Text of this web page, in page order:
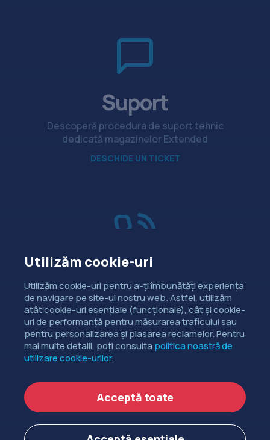
Suport
Descoperă procedura de suport tehnic
dedicată magazinelor Extended
DESCHIDE UN TICKET
Vânzări
Dorești să intri în contact cu
departamentul de relații comerciale?
CONTACTEAZĂ-NE
Copyright ©EXTENDED DEV SRL2006-2026.
Politica de cookie-uri
Politica de confidențialitate
Utilizăm cookie-uri
Utilizăm cookie-uri pentru a-ți îmbunătăți experiența
de navigare pe site-ul nostru web. Astfel, utilizăm
atât cookie-uri esențiale (funcționale), cât și cookie-
uri de performanță pentru măsurarea traficului sau
pentru personalizarea și plasarea reclamelor. Pentru
mai multe detalii, poți consulta politica noastră de
utilizare cookie-urilor.
Acceptă toate